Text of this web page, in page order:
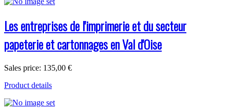
Les entreprises de l'imprimerie et du secteur
papeterie et cartonnages en Val d'Oise
Sales price: 135,00 €
Product details